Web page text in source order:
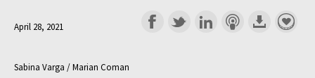
April 28, 2021
Sabina Varga / Marian Coman